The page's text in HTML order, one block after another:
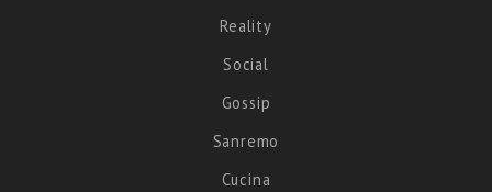
Reality
Social
Gossip
Sanremo
Cucina